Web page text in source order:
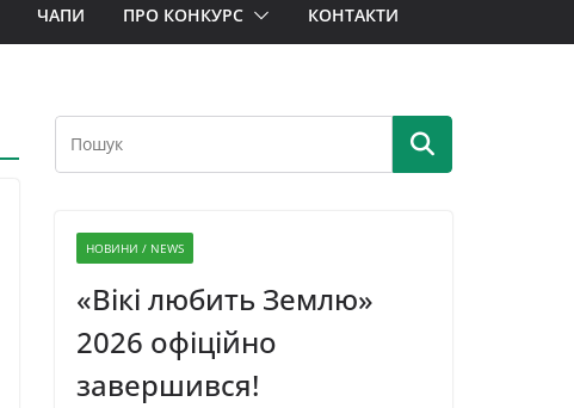
ЧАПИ ПРО КОНКУРС КОНТАКТИ
НОВИНИ / NEWS
«Вікі любить Землю»
2026 офіційно
завершився!